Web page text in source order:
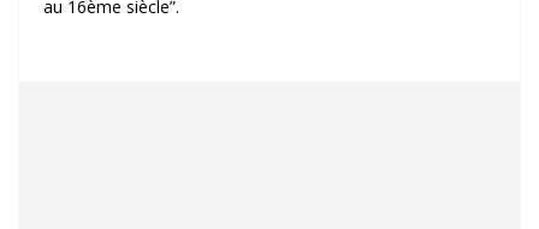
au 16ème siècle”.